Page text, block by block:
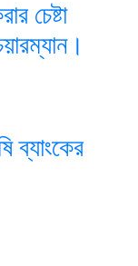
চেষ্টা
ব্যাংকের